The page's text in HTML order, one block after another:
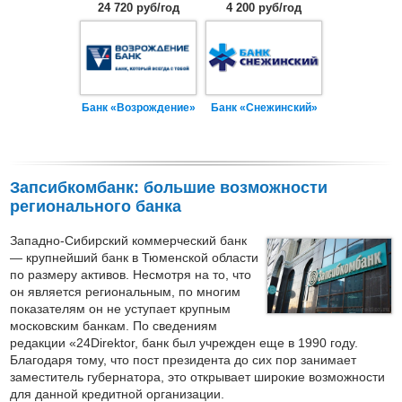
24 720 руб/год
Банк «Возрождение»
4 200 руб/год
Банк «Снежинский»
Запсибкомбанк: большие возможности
регионального банка
Западно-Сибирский коммерческий банк
— крупнейший банк в Тюменской области
по размеру активов. Несмотря на то, что
он является региональным, по многим
показателям он не уступает крупным
московским банкам. По сведениям
редакции «24Direktor, банк был учрежден еще в 1990 году.
Благодаря тому, что пост президента до сих пор занимает
заместитель губернатора, это открывает широкие возможности
для данной кредитной организации.